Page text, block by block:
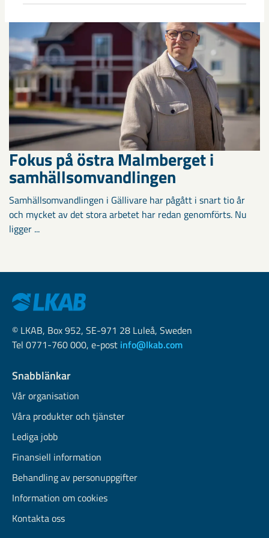
Fokus på östra Malmberget i
samhällsomvandlingen
Samhällsomvandlingen i Gällivare har pågått i snart tio år
och mycket av det stora arbetet har redan genomförts. Nu
ligger ...
© LKAB, Box 952, SE-971 28 Luleå, Sweden
Tel 0771-760 000, e-post info@lkab.com
Snabblänkar
Vår organisation
Våra produkter och tjänster
Lediga jobb
Finansiell information
Behandling av personuppgifter
Information om cookies
Kontakta oss